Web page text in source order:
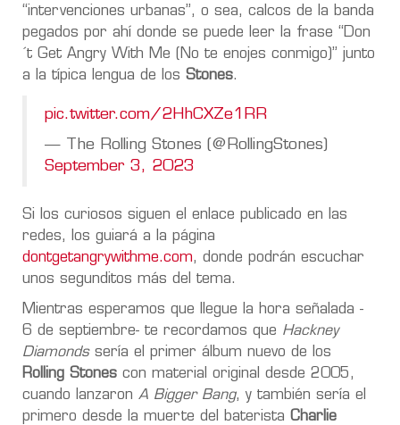
“intervenciones urbanas”, o sea, calcos de la banda
pegados por ahí donde se puede leer la frase “Don
´t Get Angry With Me (No te enojes conmigo)” junto
a la típica lengua de los Stones.
pic.twitter.com/2HhCXZe1RR
— The Rolling Stones (@RollingStones)
September 3, 2023
Si los curiosos siguen el enlace publicado en las
redes, los guiará a la página
dontgetangrywithme.com, donde podrán escuchar
unos segunditos más del tema.
Mientras esperamos que llegue la hora señalada -
6 de septiembre- te recordamos que Hackney
Diamondssería el primer álbum nuevo de los
Rolling Stones con material original desde 2005,
cuando lanzaron A Bigger Bang, y también sería el
primero desde la muerte del baterista Charlie